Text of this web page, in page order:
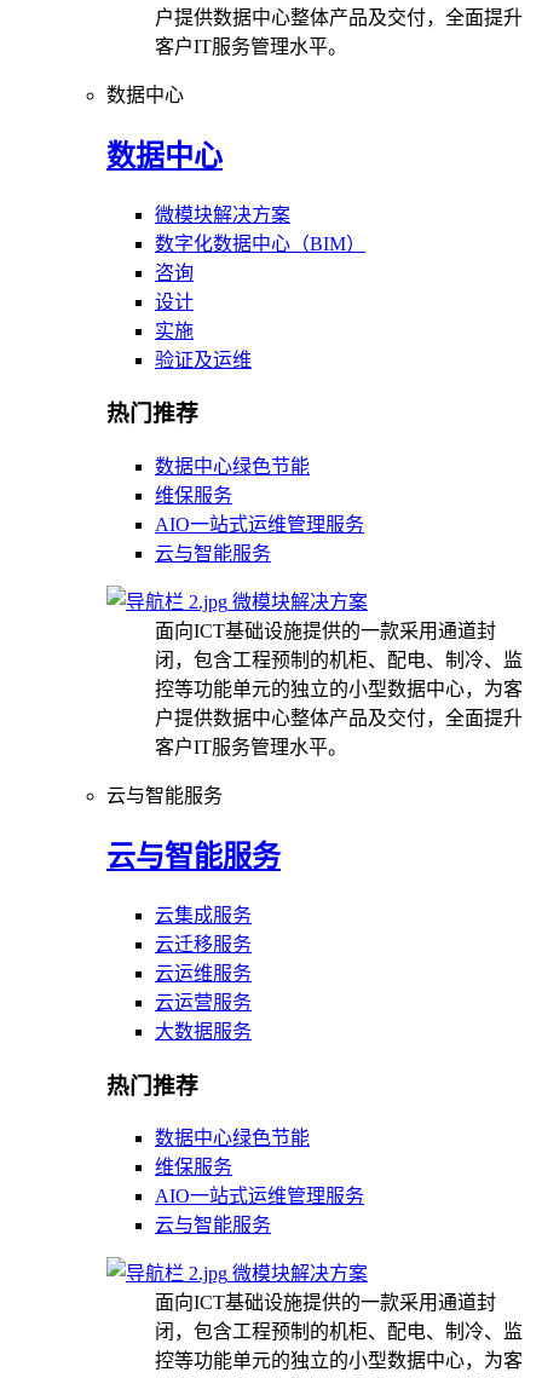
户提供数据中心整体产品及交付，全面提升
客户IT服务管理水平。
数据中心
数据中心
微模块解决方案
数字化数据中心（BIM）
咨询
设计
实施
验证及运维
热门推荐
数据中心绿色节能
维保服务
AIO一站式运维管理服务
云与智能服务
微模块解决方案
面向ICT基础设施提供的一款采用通道封
闭，包含工程预制的机柜、配电、制冷、监
控等功能单元的独立的小型数据中心，为客
户提供数据中心整体产品及交付，全面提升
客户IT服务管理水平。
云与智能服务
云与智能服务
云集成服务
云迁移服务
云运维服务
云运营服务
大数据服务
热门推荐
数据中心绿色节能
维保服务
AIO一站式运维管理服务
云与智能服务
微模块解决方案
面向ICT基础设施提供的一款采用通道封
闭，包含工程预制的机柜、配电、制冷、监
控等功能单元的独立的小型数据中心，为客